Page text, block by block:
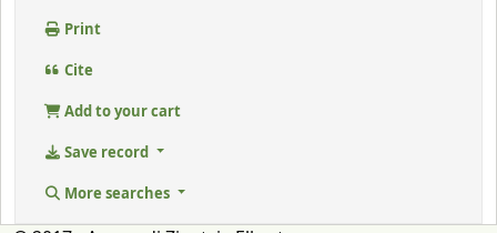
Print
Cite
Add to your cart
Save record
More searches